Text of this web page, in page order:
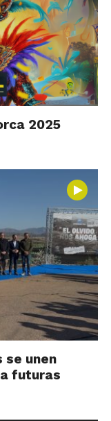
2025
se unen
futuras